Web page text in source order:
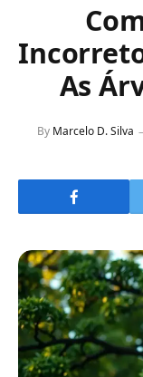
As
By Marcelo D. Silva